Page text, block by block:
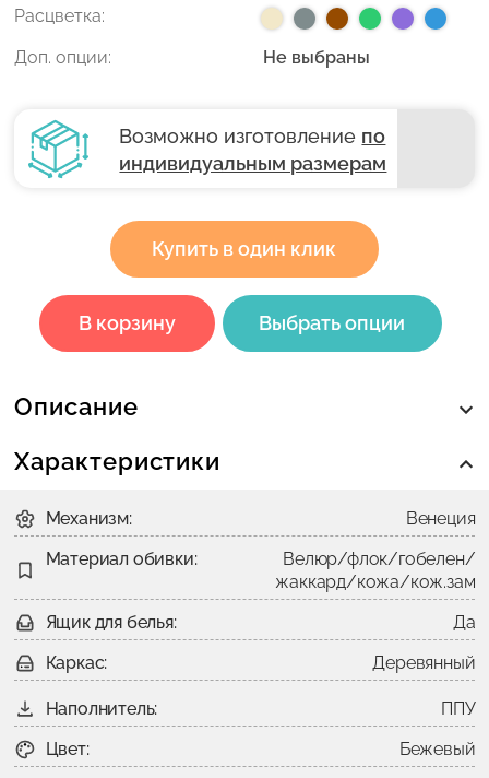
Расцветка:
Доп. опции:
Не выбраны
Возможно изготовление по
индивидуальным размерам
Купить в один клик
В корзину Выбрать опции
Описание
Характеристики
Механизм:
Венеция
Материал обивки:
Велюр/флок/гобелен/
жаккард/кожа/кож.зам
Ящик для белья:
Да
Каркас:
Деревянный
Наполнитель:
ППУ
Цвет:
Бежевый